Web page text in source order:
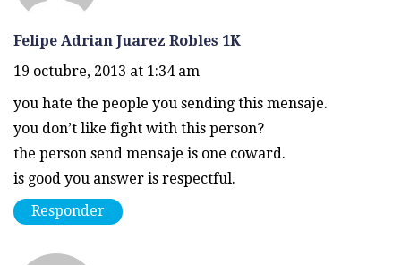
Felipe Adrian Juarez Robles 1K
19 octubre, 2013 at 1:34 am
you hate the people you sending this mensaje.
you don’t like fight with this person?
the person send mensaje is one coward.
is good you answer is respectful.
Responder